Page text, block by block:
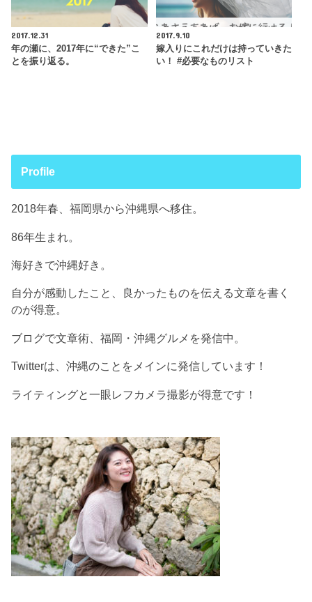
2017.12.31
年の瀬に、2017年に“できた”こ
とを振り返る。
2017.9.10
嫁入りにこれだけは持っていきた
い！ #必要なものリスト
Profile
2018年春、福岡県から沖縄県へ移住。
86年生まれ。
海好きで沖縄好き。
自分が感動したこと、良かったものを伝える文章を書く
のが得意。
ブログで文章術、福岡・沖縄グルメを発信中。
Twitterは、沖縄のことをメインに発信しています！
ライティングと一眼レフカメラ撮影が得意です！